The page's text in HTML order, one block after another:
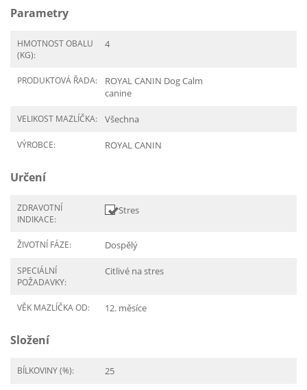
Parametry
HMOTNOST OBALU
(KG):
4
PRODUKTOVÁ ŘADA:
ROYAL CANIN Dog Calm
canine
VELIKOST MAZLÍČKA: Všechna
VÝROBCE: ROYAL CANIN
Určení
ZDRAVOTNÍ
INDIKACE:
Stres
ŽIVOTNÍ FÁZE: Dospělý
SPECIÁLNÍ
POŽADAVKY:
Citlivé na stres
VĚK MAZLÍČKA OD: 12. měsíce
Složení
BÍLKOVINY (%): 25